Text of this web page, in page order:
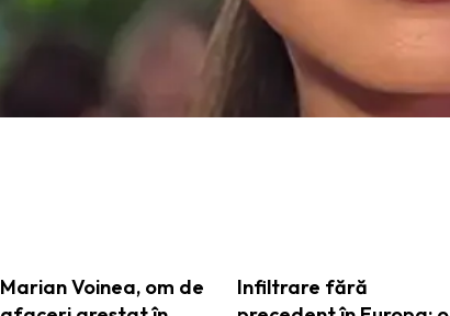
Marian Voinea, om de
Infiltrare fără